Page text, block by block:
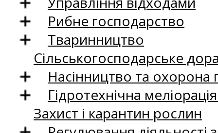
Рибне господарство
Тваринництво
Сільськогосподарське
Насінництво та
Гідротехнічна
Захист і карантин рослин